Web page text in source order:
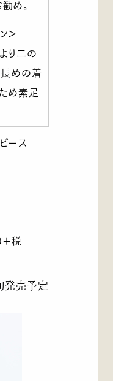
め。
＞
り二の
長めの着
め素足
ース
税
売予定